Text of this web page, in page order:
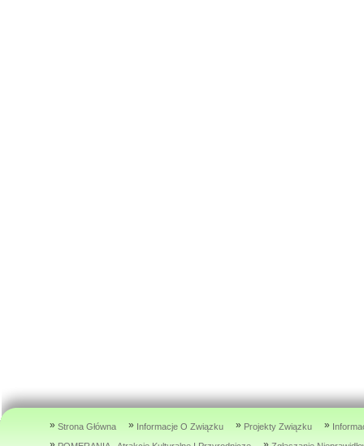
» Strona Główna » Informacje O Związku » Projekty Związku »